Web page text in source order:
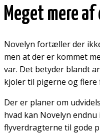
Meget mere
Novelyn fortæller der
men at der er kommet
var. Det betyder blandt
kjoler til pigerne og
Der er planer om
hvad kan Novelyn
flyverdragterne til gode